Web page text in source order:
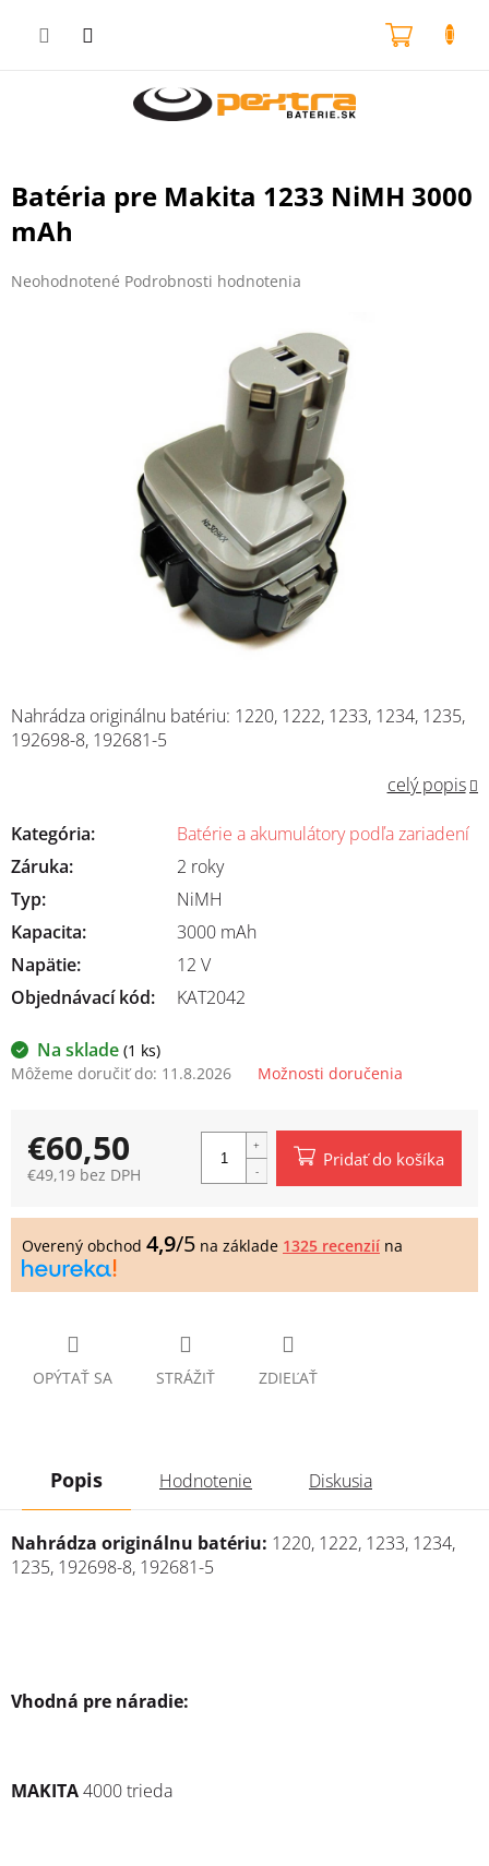
Batéria pre Makita 1233 NiMH 3000
mAh
Priemerné
Neohodnotené Podrobnosti hodnotenia
Na sklade (1 ks)
Môžeme doručiť do: 11.8.2026 Možnosti doručenia
Nahrádza originálnu batériu: 1220, 1222, 1233, 1234, 1235,
192698-8, 192681-5
celý popis
OPÝTAŤ SA STRÁŽIŤ ZDIEĽAŤ
Kategória:
Batérie a akumulátory podľa zariadení
Záruka:
2 roky
Typ:
NiMH
Kapacita:
3000 mAh
Napätie:
12 V
Objednávací kód:
KAT2042
€60,50
€49,19 bez DPH
cena:
Pridať do košíka
Overený obchod 4,9/5 na základe 1325 recenzií na
Popis Hodnotenie Diskusia
Nahrádza originálnu batériu: 1220, 1222, 1233, 1234,
1235, 192698-8, 192681-5
Vhodná pre náradie:
MAKITA4000 trieda